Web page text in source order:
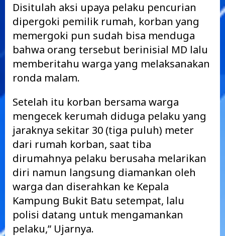
Disitulah aksi upaya pelaku pencurian
dipergoki pemilik rumah, korban yang
memergoki pun sudah bisa menduga
bahwa orang tersebut berinisial MD lalu
memberitahu warga yang melaksanakan
ronda malam.
Setelah itu korban bersama warga
mengecek kerumah diduga pelaku yang
jaraknya sekitar 30 (tiga puluh) meter
dari rumah korban, saat tiba
dirumahnya pelaku berusaha melarikan
diri namun langsung diamankan oleh
warga dan diserahkan ke Kepala
Kampung Bukit Batu setempat, lalu
polisi datang untuk mengamankan
pelaku,” Ujarnya.